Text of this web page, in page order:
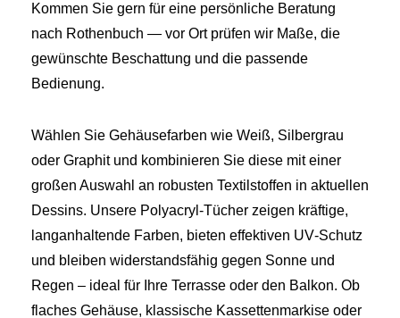
Kommen Sie gern für eine persönliche Beratung
nach Rothenbuch — vor Ort prüfen wir Maße, die
gewünschte Beschattung und die passende
Bedienung.
Wählen Sie Gehäusefarben wie Weiß, Silbergrau
oder Graphit und kombinieren Sie diese mit einer
großen Auswahl an robusten Textilstoffen in aktuellen
Dessins. Unsere Polyacryl‑Tücher zeigen kräftige,
langanhaltende Farben, bieten effektiven UV‑Schutz
und bleiben widerstandsfähig gegen Sonne und
Regen – ideal für Ihre Terrasse oder den Balkon. Ob
flaches Gehäuse, klassische Kassettenmarkise oder